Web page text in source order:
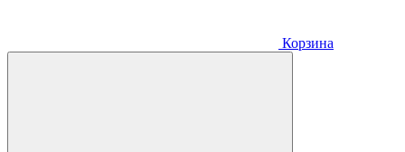
Корзина